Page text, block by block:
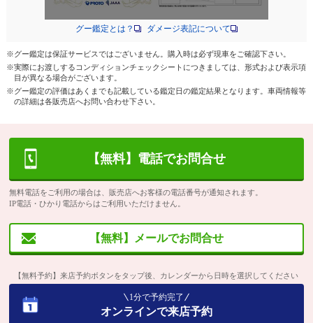
グー鑑定とは？ ダメージ表記について
※グー鑑定は保証サービスではございません。購入時は必ず現車をご確認下さい。
※実際にお渡しするコンディションチェックシートにつきましては、形式および表示項
目が異なる場合がございます。
※グー鑑定の評価はあくまでも記載している鑑定日の鑑定結果となります。車両情報等
の詳細は各販売店へお問い合わせ下さい。
【無料】電話でお問合せ
無料電話をご利用の場合は、販売店へお客様の電話番号が通知されます。
IP電話・ひかり電話からはご利用いただけません。
【無料】メールでお問合せ
【無料予約】来店予約ボタンをタップ後、カレンダーから日時を選択してください
1分で予約完了
オンラインで来店予約